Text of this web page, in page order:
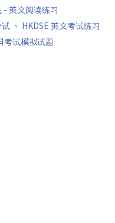
- 英文阅读练习
、 HKDSE 英文考试练习
考试模拟试题